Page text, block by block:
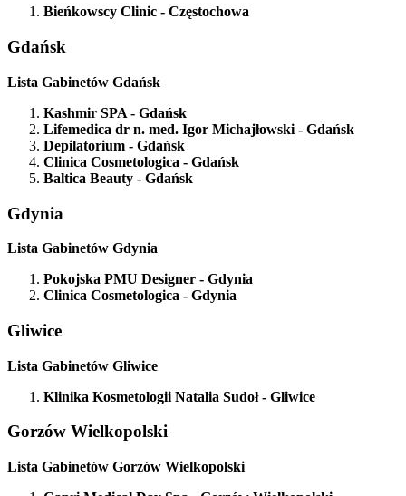
Bieńkowscy Clinic - Częstochowa
Gdańsk
Lista Gabinetów Gdańsk
Kashmir SPA - Gdańsk
Lifemedica dr n. med. Igor Michajłowski - Gdańsk
Depilatorium - Gdańsk
Clinica Cosmetologica - Gdańsk
Baltica Beauty - Gdańsk
Gdynia
Lista Gabinetów Gdynia
Pokojska PMU Designer - Gdynia
Clinica Cosmetologica - Gdynia
Gliwice
Lista Gabinetów Gliwice
Klinika Kosmetologii Natalia Sudoł- Gliwice
Gorzów Wielkopolski
Lista Gabinetów Gorzów Wielkopolski